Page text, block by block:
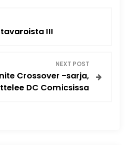
!!!
NEXT POST
Crossover -sarja,
DC Comicsissa